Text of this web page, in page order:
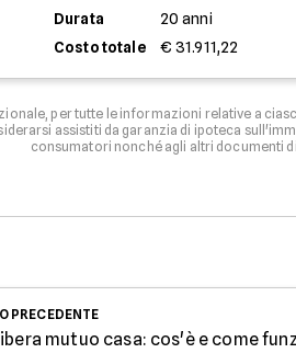
Durata
20 anni
Costo totale
€ 31.911,22
per tutte le informazioni relative a
assistiti da garanzia di ipoteca
consumatori nonché agli altri documenti di
PRECEDENTE
mutuo casa: cos'è e come